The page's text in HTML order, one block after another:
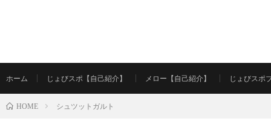
ホーム じょびスポ【自己紹介】 メロー【自己紹介】 じょびスポ
HOME シュツットガルト